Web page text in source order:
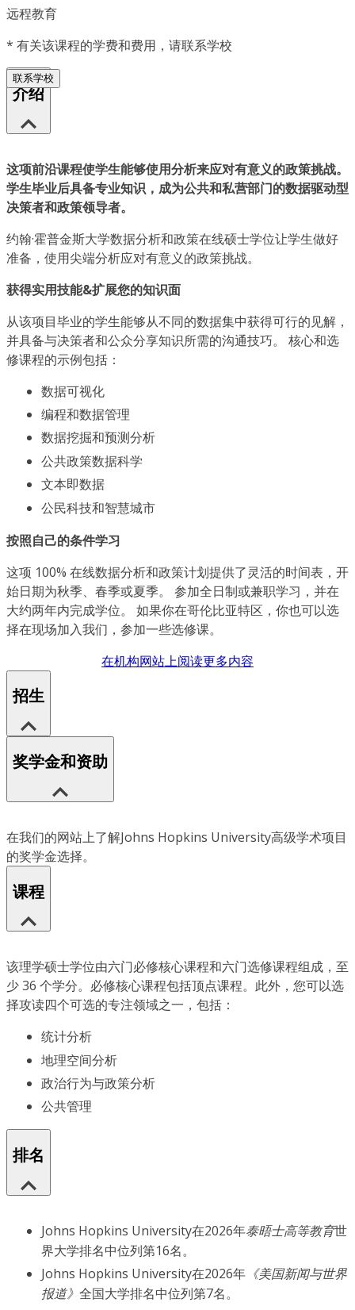
远程教育
* 有关该课程的学费和费用，请联系学校
联系学校
介绍
这项前沿课程使学生能够使用分析来应对有意义的政策挑战。
学生毕业后具备专业知识，成为公共和私营部门的数据驱动型
决策者和政策领导者。
约翰·霍普金斯大学数据分析和政策在线硕士学位让学生做好
准备，使用尖端分析应对有意义的政策挑战。
获得实用技能&扩展您的知识面
从该项目毕业的学生能够从不同的数据集中获得可行的见解，
并具备与决策者和公众分享知识所需的沟通技巧。 核心和选
修课程的示例包括：
数据可视化
编程和数据管理
数据挖掘和预测分析
公共政策数据科学
文本即数据
公民科技和智慧城市
按照自己的条件学习
这项 100% 在线数据分析和政策计划提供了灵活的时间表，开
始日期为秋季、春季或夏季。 参加全日制或兼职学习，并在
大约两年内完成学位。 如果你在哥伦比亚特区，你也可以选
择在现场加入我们，参加一些选修课。
在机构网站上阅读更多内容
招生
奖学金和资助
在我们的网站上了解Johns Hopkins University高级学术项目
的奖学金选择。
课程
该理学硕士学位由六门必修核心课程和六门选修课程组成，至
少 36 个学分。必修核心课程包括顶点课程。此外，您可以选
择攻读四个可选的专注领域之一，包括：
统计分析
地理空间分析
政治行为与政策分析
公共管理
排名
Johns Hopkins University在2026年泰晤士高等教育世
界大学排名中位列第16名。
Johns Hopkins University在2026年 《美国新闻与世界
报道》 全国大学排名中位列第7名。